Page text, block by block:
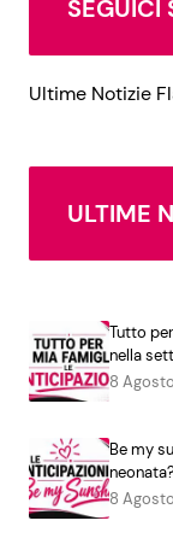
SEGUICI
Ultime Notizie
ULTIME
Tutto
nella
8
Be my
neonata?
8